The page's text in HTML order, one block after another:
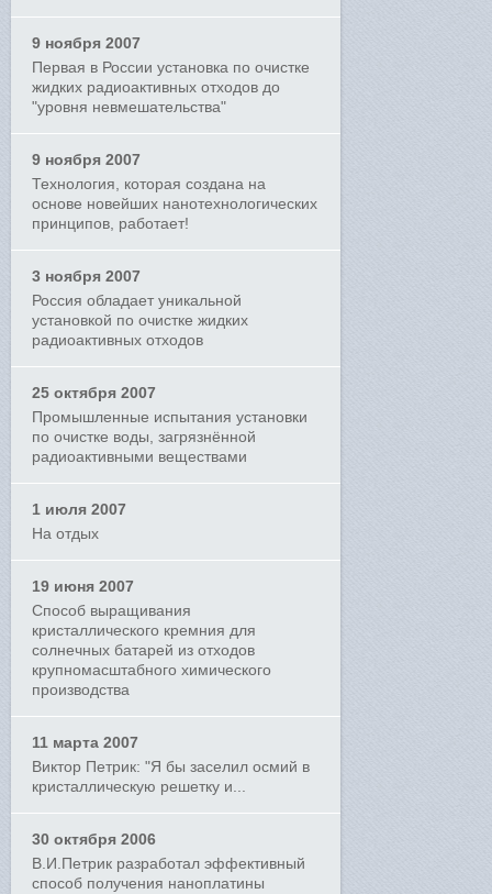
9 ноября 2007
Первая в России установка по очистке
жидких радиоактивных отходов до
"уровня невмешательства"
9 ноября 2007
Технология, которая создана на
основе новейших нанотехнологических
принципов, работает!
3 ноября 2007
Россия обладает уникальной
установкой по очистке жидких
радиоактивных отходов
25 октября 2007
Промышленные испытания установки
по очистке воды, загрязнённой
радиоактивными веществами
1 июля 2007
На отдых
19 июня 2007
Способ выращивания
кристаллического кремния для
солнечных батарей из отходов
крупномасштабного химического
производства
11 марта 2007
Виктор Петрик: "Я бы заселил осмий в
кристаллическую решетку и...
30 октября 2006
В.И.Петрик разработал эффективный
способ получения наноплатины